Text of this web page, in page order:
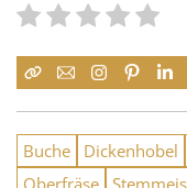
Buche Dickenhobel
Oberfräse